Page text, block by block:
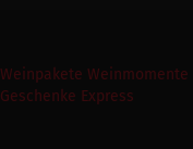
Weinpakete Weinmomente
Geschenke Express